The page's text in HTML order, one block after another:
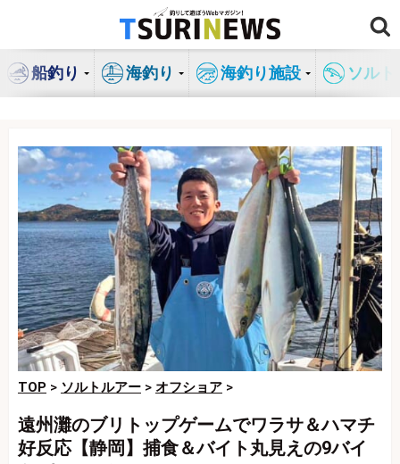
ン
船釣り 海釣り 海釣り施設 ソル
TOP > ソルトルアー > オフショア >
遠州灘のブリトップゲームでワラサ＆ハマチ
好反応【静岡】捕食＆バイト丸見えの9バイ